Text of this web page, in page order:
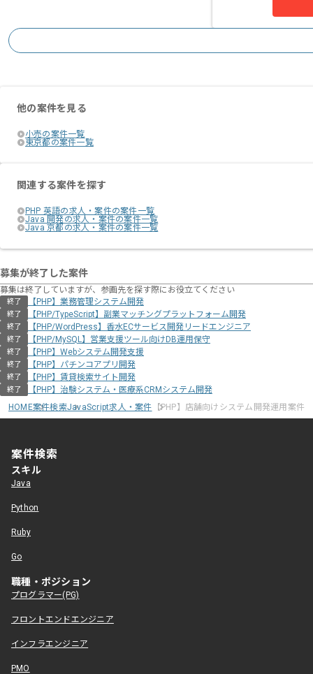
他の案件を見る
小売の案件一覧
東京都の案件一覧
関連する案件を探す
PHP 英語の求人・案件の案件一覧
Java 開発の求人・案件の案件一覧
Java 京都の求人・案件の案件一覧
募集が終了した案件
募集は終了していますが、参画先を探す際にお役立てください
終了 【PHP】業務管理システム開発
終了 【PHP/TypeScript】副業マッチングプラットフォーム開発
終了 【PHP/WordPress】香水ECサービス開発リードエンジニア
終了 【PHP/MySQL】営業支援ツール向けDB運用保守
終了 【PHP】Webシステム開発支援
終了 【PHP】パチンコアプリ開発
終了 【PHP】賃貸検索サイト開発
終了
【PHP】治験システム・医療系CRMシステム開発
HOME案件検索JavaScript求人・案件 【PHP】店舗向けシステム開発運用案件
案件検索
スキル
Java
Python
Ruby
Go
職種・ポジション
プログラマー(PG)
フロントエンドエンジニア
インフラエンジニア
PMO